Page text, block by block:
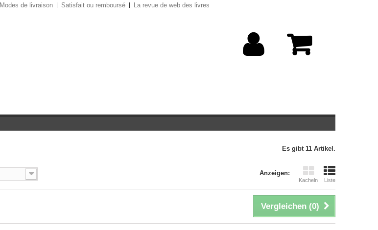
Modes de livraison Satisfait ou remboursé La revue de web des livres
Es gibt 11 Artikel.
Anzeigen:
Kacheln Liste
Vergleichen (0)